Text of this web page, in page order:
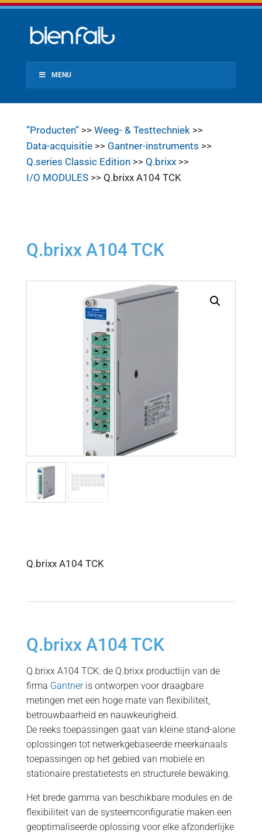
MENU
”Producten”>> Weeg- & Testtechniek>>
Data-acquisitie>> Gantner-instruments >>
Q.series Classic Edition>> Q.brixx>>
I/O MODULES>> Q.brixx A104 TCK
Q.brixx A104 TCK
Q.brixx A104 TCK
Q.brixx A104 TCK
Q.brixx A104 TCK: de Q.brixx productlijn van de
firma Gantneris ontworpen voor draagbare
metingen met een hoge mate van flexibiliteit,
betrouwbaarheid en nauwkeurigheid.
De reeks toepassingen gaat van kleine stand-alone
oplossingen tot netwerkgebaseerde meerkanaals
toepassingen op het gebied van mobiele en
stationaire prestatietests en structurele bewaking.
Het brede gamma van beschikbare modules en de
flexibiliteit van de systeemconfiguratie maken een
geoptimaliseerde oplossing voor elke afzonderlijke